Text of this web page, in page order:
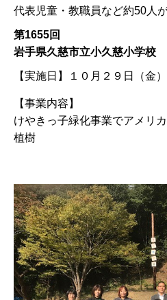
代表児童・教職員など約50人
第1655回
岩手県久慈市立小久慈小学校
【実施日】 １０月２９日（金）
【事業内容】
けやきっ子緑化事業でアメリ
植樹